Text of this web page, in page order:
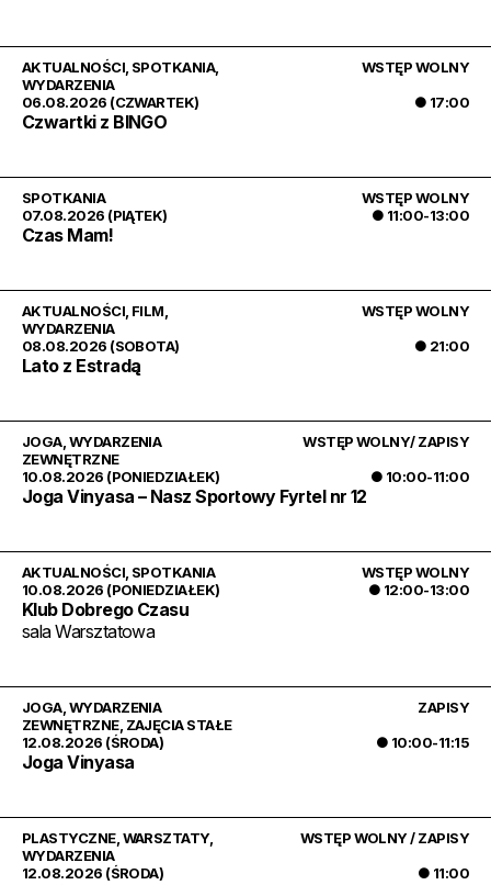
06.08.2026 (CZWARTEK) ● 17:00
AKTUALNOŚCI SPOTKANIA,
WYDARZENIA
WSTĘP WOLNY
Czwartki z BINGO
07.08.2026 (PIĄTEK) ● 11:00-13:00
SPOTKANIA WSTĘP WOLNY
Czas Mam!
08.08.2026 (SOBOTA) ● 21:00
AKTUALNOŚCI FILM
WYDARZENIA
WSTĘP WOLNY
Lato z Estradą
10.08.2026 (PONIEDZIAŁEK) ● 10:00-11:00
JOGA, WYDARZENIA
ZEWNĘTRZNE
WSTĘP WOLNY/ ZAPISY
Joga Vinyasa – Nasz Sportowy Fyrtel nr 12
10.08.2026 (PONIEDZIAŁEK) ● 12:00-13:00
AKTUALNOŚCI SPOTKANIA WSTĘP WOLNY
Klub Dobrego Czasu
sala Warsztatowa
12.08.2026 (ŚRODA) ● 10:00-11:15
JOGA, WYDARZENIA
ZEWNĘTRZNE, ZAJĘCIA STAŁE
ZAPISY
Joga Vinyasa
12.08.2026 (ŚRODA) ● 11:00
PLASTYCZNE, WARSZTATY,
WYDARZENIA
WSTĘP WOLNY / ZAPISY